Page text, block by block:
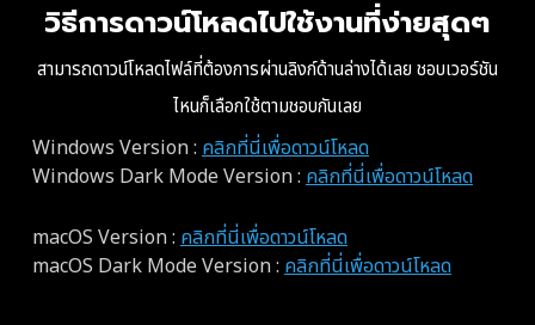
วิธีการดาวน์โหลดไปใช้งานที่ง่ายสุดๆ
สามารถดาวน์โหลดไฟล์ที่ต้องการผ่านลิงก์ด้านล่างได้เลย ชอบเวอร์ชัน
ไหนก็เลือกใช้ตามชอบกันเลย
Windows Version : คลิกที่นี่เพื่อดาวน์โหลด
Windows Dark ModeVersion : คลิกที่นี่เพื่อดาวน์โหลด
macOS Version : คลิกที่นี่เพื่อดาวน์โหลด
macOS Dark ModeVersion : คลิกที่นี่เพื่อดาวน์โหลด